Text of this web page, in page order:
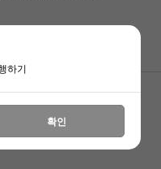
(마이크로 토치)
하기
확인